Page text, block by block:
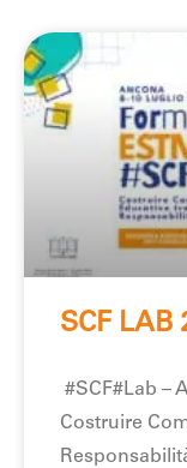
SCF LAB
#SCF#Lab –
Costruire